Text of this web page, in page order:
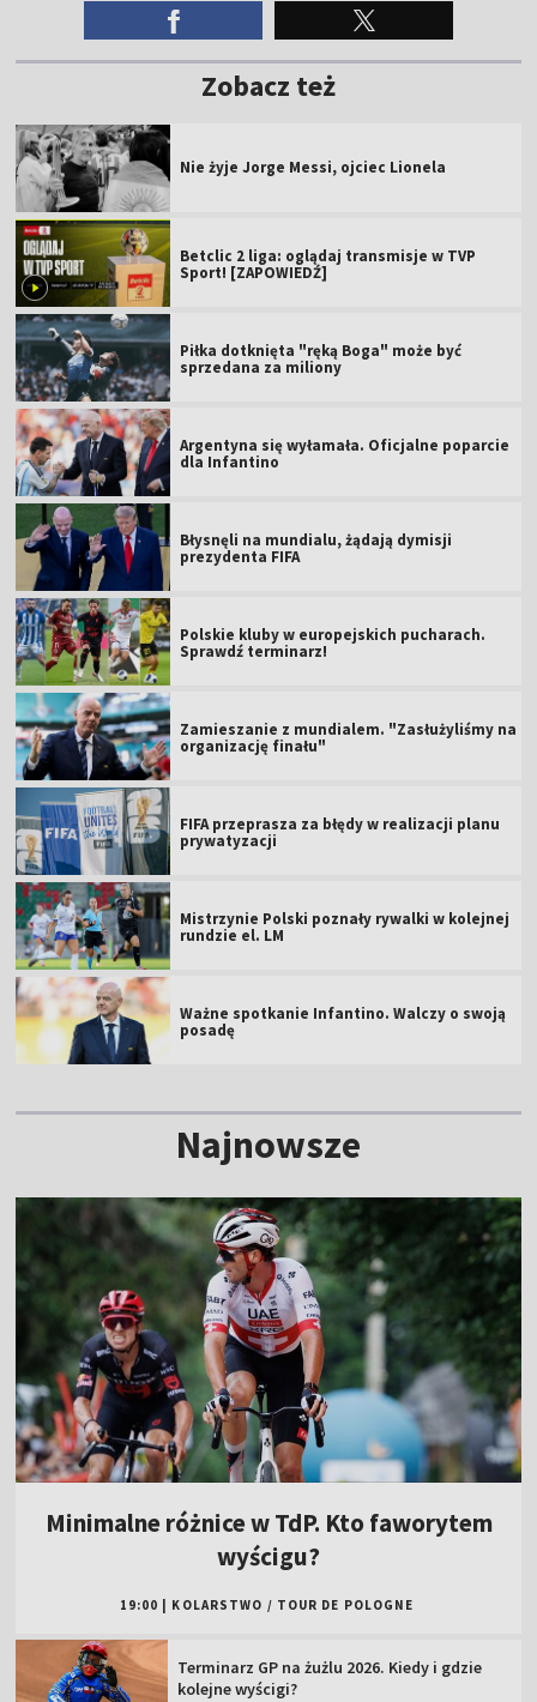
Zobacz też
Nie żyje Jorge Messi, ojciec Lionela
Betclic 2 liga: oglądaj transmisje w TVP
Sport! [ZAPOWIEDŹ]
Piłka dotknięta "ręką Boga" może być
sprzedana za miliony
Argentyna się wyłamała. Oficjalne poparcie
dla Infantino
Błysnęli na mundialu, żądają dymisji
prezydenta FIFA
Polskie kluby w europejskich pucharach.
Sprawdź terminarz!
Zamieszanie z mundialem. "Zasłużyliśmy na
organizację finału"
FIFA przeprasza za błędy w realizacji planu
prywatyzacji
Mistrzynie Polski poznały rywalki w kolejnej
rundzie el. LM
Ważne spotkanie Infantino. Walczy o swoją
posadę
Najnowsze
Minimalne różnice w TdP. Kto faworytem
wyścigu?
19:00 | KOLARSTWO / TOUR DE POLOGNE
Terminarz GP na żużlu 2026. Kiedy i gdzie
kolejne wyścigi?